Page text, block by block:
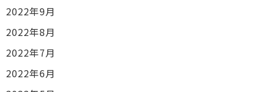
2022年9月
2022年8月
2022年7月
2022年6月